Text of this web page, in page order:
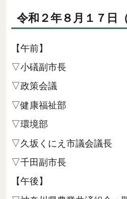
令和２年８月１７日（
【午前】
▽小礒副市長
▽政策会議
▽健康福祉部
▽環境部
▽久坂くにえ市議会議長
▽千田副市長
【午後】